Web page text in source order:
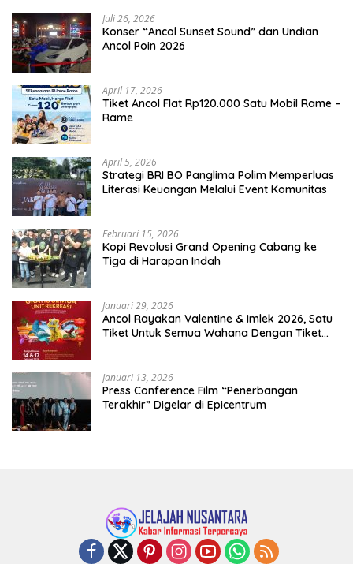
Juli 26, 2026
Konser “Ancol Sunset Sound” dan Undian
Ancol Poin 2026
April 17, 2026
Tiket Ancol Flat Rp120.000 Satu Mobil Rame –
Rame
April 5, 2026
​Strategi BRI BO Panglima Polim Memperluas
Literasi Keuangan Melalui Event Komunitas
Februari 15, 2026
Kopi Revolusi Grand Opening Cabang ke
Tiga di Harapan Indah
Januari 29, 2026
Ancol Rayakan Valentine & Imlek 2026, Satu
Tiket Untuk Semua Wahana Dengan Tiket
Januari 13, 2026
Press Conference Film “Penerbangan
Terakhir” Digelar di Epicentrum